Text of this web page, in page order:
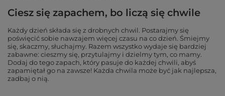
Ciesz się zapachem, bo liczą się chwile
Każdy dzień składa się z drobnych chwil. Postarajmy się
poświęcić sobie nawzajem więcej czasu na co dzień. Śmiejmy
się, skaczmy, słuchajmy. Razem wszystko wydaje się bardziej
zabawne: cieszmy się, przytulajmy i dzielmy tym, co mamy.
Dodaj do tego zapach, który pasuje do każdej chwili, abyś
zapamiętał go na zawsze! Każda chwila może być jak najlepsza,
zadbaj o nią.